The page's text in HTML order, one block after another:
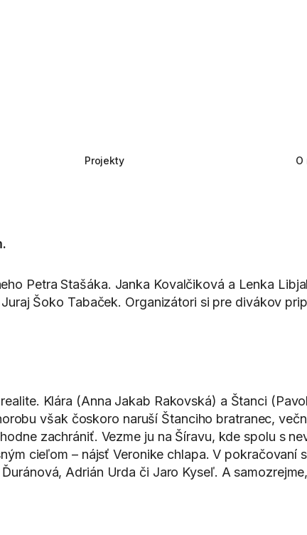
Projekty O
Petra Stašáka. Janka Kovalčiková a Lenka
Šoko Tabaček. Organizátori si pre divákov
Klára (Anna Jakab Rakovská) a Štanci
však čoskoro naruší Štanciho bratranec,
zachrániť. Vezme ju na Šíravu, kde spolu s
cieľom – nájsť Veronike chlapa. V pokračovaní
Adrián Urda či Jaro Kyseľ. A